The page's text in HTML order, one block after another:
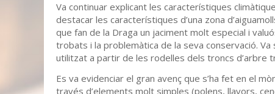
Va continuar explicant les característiques
destacar les característiques d’una zona
que fan de la Draga un jaciment molt especial i
trobats i la problemàtica de la seva conservació.
utilitzat a partir de les rodelles dels troncs d’arbre
Es va evidenciar el gran avenç que s’ha fet en el
través d’elements molt simples (polens, llavors,